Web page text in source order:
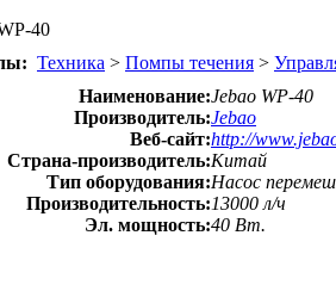
40
Техника > Помпы течения >
Наименование:Jebao WP-40
Производитель:Jebao
Веб-сайт:http://
Страна-производитель:Китай
Тип оборудования:Насос
Производительность:13000 л/ч
Эл. мощность:40 Вт.